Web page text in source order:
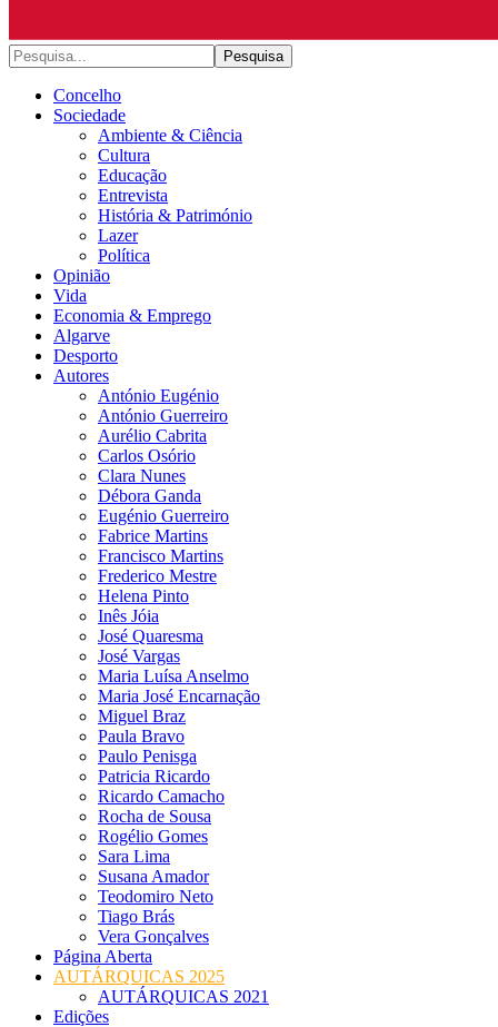
Concelho
Sociedade
Ambiente & Ciência
Cultura
Educação
Entrevista
História & Património
Lazer
Política
Opinião
Vida
Economia & Emprego
Algarve
Desporto
Autores
António Eugénio
António Guerreiro
Aurélio Cabrita
Carlos Osório
Clara Nunes
Débora Ganda
Eugénio Guerreiro
Fabrice Martins
Francisco Martins
Frederico Mestre
Helena Pinto
Inês Jóia
José Quaresma
José Vargas
Maria Luísa Anselmo
Maria José Encarnação
Miguel Braz
Paula Bravo
Paulo Penisga
Patricia Ricardo
Ricardo Camacho
Rocha de Sousa
Rogélio Gomes
Sara Lima
Susana Amador
Teodomiro Neto
Tiago Brás
Vera Gonçalves
Página Aberta
AUTÁRQUICAS 2025
AUTÁRQUICAS 2021
Edições